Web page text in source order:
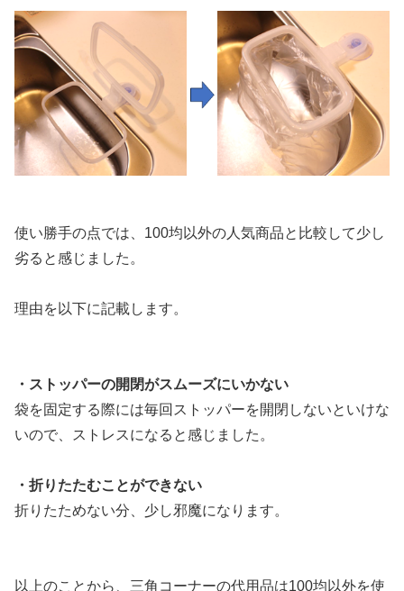
使い勝手の点では、100均以外の人気商品と比較して少し
劣ると感じました。
理由を以下に記載します。
・ストッパーの開閉がスムーズにいかない
袋を固定する際には毎回ストッパーを開閉しないといけな
いので、ストレスになると感じました。
・折りたたむことができない
折りたためない分、少し邪魔になります。
以上のことから、三角コーナーの代用品は100均以外を使